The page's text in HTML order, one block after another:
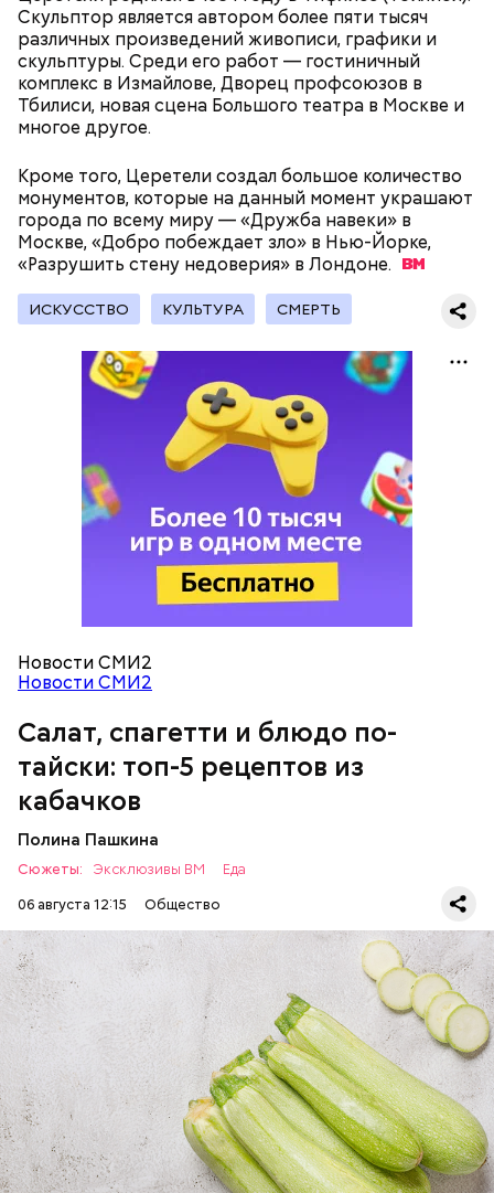
Скульптор является автором более пяти тысяч
различных произведений живописи, графики и
скульптуры. Среди его работ — гостиничный
комплекс в Измайлове, Дворец профсоюзов в
Тбилиси, новая сцена Большого театра в Москве и
многое другое.
Кроме того, Церетели создал большое количество
монументов, которые на данный момент украшают
города по всему миру — «Дружба навеки» в
Москве, «Добро побеждает зло» в Нью-Йорке,
«Разрушить стену недоверия» в Лондоне.
ИСКУССТВО КУЛЬТУРА СМЕРТЬ
Новости СМИ2
Новости СМИ2
Салат, спагетти и блюдо по-
тайски: топ-5 рецептов из
кабачков
Полина Пашкина
Сюжеты: Эксклюзивы ВМ
Еда
06 августа 12:15
Общество
Ингредиенты:
кабачок;
петрушка;
оливковое масло;
— Кабачки, порезанные кубиками, нужно легко
обжарить на сковороде. К ним добавляются зелень
петрушки, чеснок, соль и оливковое масло.
Получается очень вкусно, — поделился рецептом
Копылов.
ЕДА ОВОЩИ РЕЦЕПТЫ